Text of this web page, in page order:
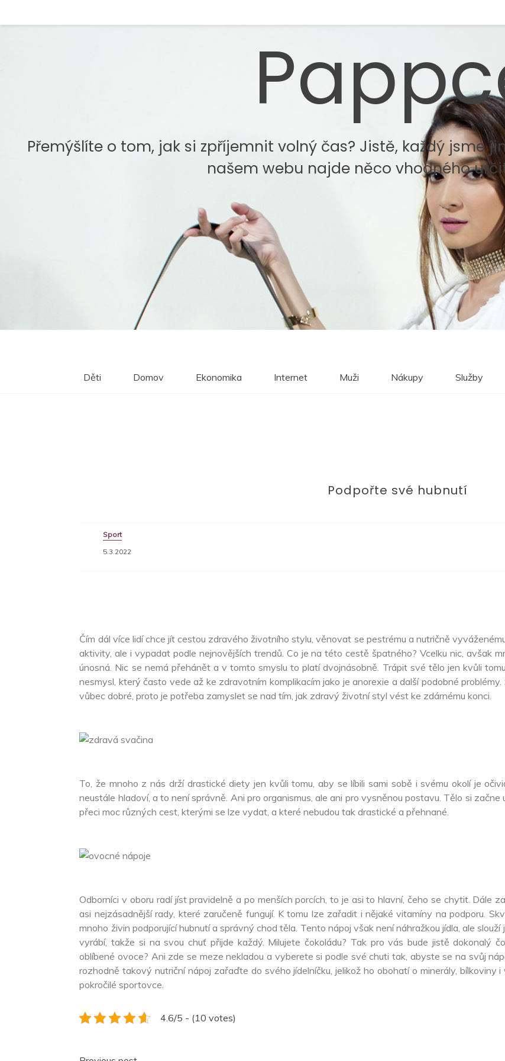
Přemýšlíte o tom, jak si zpříjemnit volný čas? Jistě, každý jsme
našem webu najde něco vhodného
Děti Domov Ekonomika Internet Muži Nákupy Služby
Podpořte své hubnutí
Sport
5.3.2022
Čím dál více lidí chce jít cestou zdravého životního stylu, věnovat se pestrému a nutričně
aktivity, ale i vypadat podle nejnovějších trendů. Co je na této cestě špatného? Vcelku nic, avšak
únosná. Nic se nemá přehánět a v tomto smyslu to platí dvojnásobně. Trápit své tělo jen kvůli
nesmysl, který často vede až ke zdravotním komplikacím jako je anorexie a další podobné
vůbec dobré, proto je potřeba zamyslet se nad tím, jak zdravý životní styl vést ke zdárnému konci.
To, že mnoho z nás drží drastické diety jen kvůli tomu, aby se líbili sami sobě i svému okolí je
neustále hladoví, a to není správně. Ani pro organismus, ale ani pro vysněnou postavu. Tělo si
přeci moc různých cest, kterými se lze vydat, a které nebudou tak drastické a přehnané.
Odborníci v oboru radí jíst pravidelně a po menších porcích, to je asi to hlavní, čeho se chytit. Dále
asi nejzásadnější rady, které zaručeně fungují. K tomu lze zařadit i nějaké vitamíny na podporu.
mnoho živin podporující hubnutí a správný chod těla. Tento nápoj však není náhražkou jídla, ale
vyrábí, takže si na svou chuť přijde každý. Milujete čokoládu? Tak pro vás bude jistě dokonalý
oblíbené ovoce? Ani zde se meze nekladou a vyberete si podle své chuti tak, abyste se na svůj
rozhodně takový nutriční nápoj zařaďte do svého jídelníčku, jelikož ho obohatí o minerály, bílkoviny
pokročilé sportovce.
4.6/5 - (10 votes)